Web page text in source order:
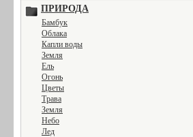
ПРИРОДА
Бамбук
Облака
Капли воды
Земля
Ель
Огонь
Цветы
Трава
Земля
Небо
Лед